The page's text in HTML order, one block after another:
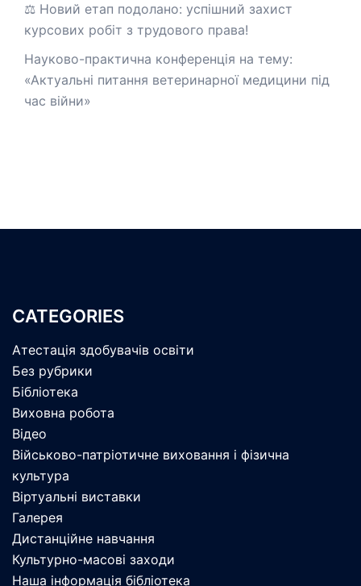
⚖️ Новий етап подолано: успішний захист
курсових робіт з трудового права!
Науково-практична конференція на тему:
«Актуальні питання ветеринарної медицини під
час війни»
CATEGORIES
Атестація здобувачів освіти
Без рубрики
Бібліотека
Виховна робота
Відео
Військово-патріотичне виховання і фізична
культура
Віртуальні виставки
Галерея
Дистанційне навчання
Культурно-масові заходи
Наша інформація бібліотека